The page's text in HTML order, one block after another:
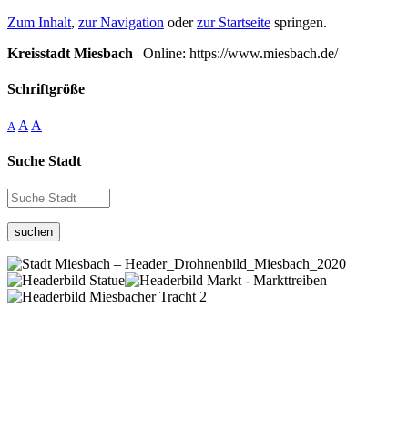
Zum Inhalt, zur Navigation oderzur Startseite springen.
Kreisstadt Miesbach | Online: https://www.miesbach.de/
Schriftgröße
A A A
Suche Stadt
suchen